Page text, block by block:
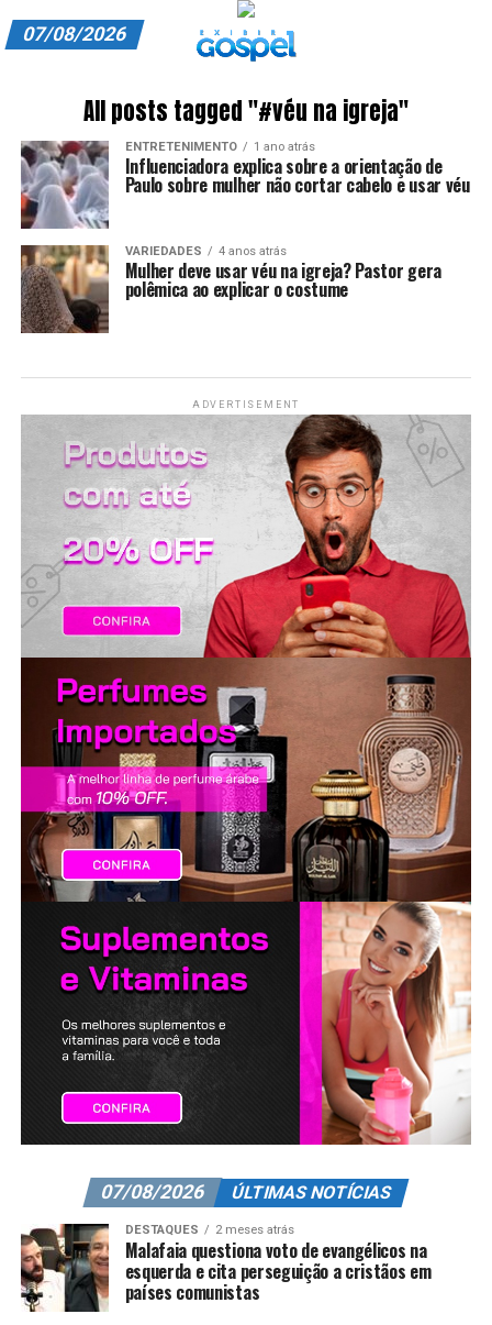
ASSINE
CARRINHO
EDITORIAL
ENTREVISTAS
FINALIZAR COMPRA
HOME
LANÇAMENTOS
07/08/2026
All posts tagged "#véu na igreja"
ENTRETENIMENTO 1 ano atrás
Influenciadora explica sobre a orientação de
Paulo sobre mulher não cortar cabelo e usar véu
VARIEDADES 4 anos atrás
Mulher deve usar véu na igreja? Pastor gera
polêmica ao explicar o costume
ADVERTISEMENT
07/08/2026 ÚLTIMAS NOTÍCIAS
DESTAQUES 2 meses atrás
Malafaia questiona voto de evangélicos na
esquerda e cita perseguição a cristãos em
países comunistas